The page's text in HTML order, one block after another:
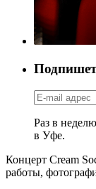
Раз в
в Уфе.
Концерт Cream
работы,